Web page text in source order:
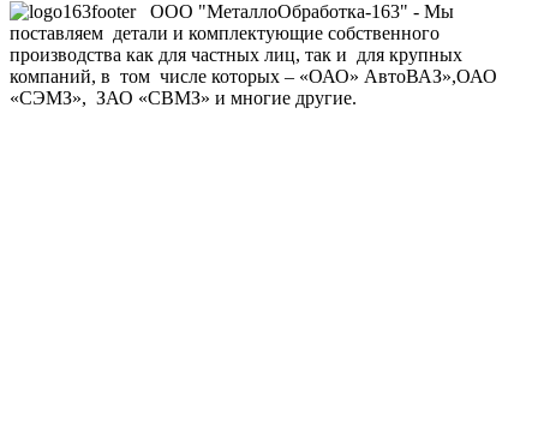
ООО "МеталлоОбработка-163" - Мы
поставляем детали и комплектующие собственного
производства как для частных лиц, так и для крупных
компаний, в том числе которых – «ОАО» АвтоВАЗ»,ОАО
«СЭМЗ», ЗАО «СВМЗ» и многие другие.